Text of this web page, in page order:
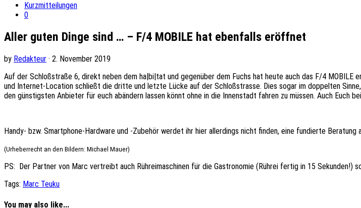
Kurzmitteilungen
0
Aller guten Dinge sind … – F/4 MOBILE hat ebenfalls eröffnet
by Redakteur · 2. November 2019
Auf der Schloßstraße 6, direkt neben dem ha|bi|tat und gegenüber dem Fuchs hat heute auch das F/4
und Internet-Location schließt die dritte und letzte Lücke auf der Schloßstrasse. Dies sogar im doppelten
den günstigsten Anbieter für euch abändern lassen könnt ohne in die Innenstadt fahren zu müssen. Auch Euch
Handy- bzw. Smartphone-Hardware und -Zubehör werdet ihr hier allerdings nicht finden, eine fundierte Beratung
(Urheberrecht an den Bildern: Michael Mauer)
PS: Der Partner von Marc vertreibt auch Rühreimaschinen für die Gastronomie (Rührei fertig in 15 Sekunden!)
Tags: Marc Teuku
You may also like...